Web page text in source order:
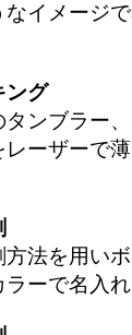
イメージ
ング
タンブラー
レーザーで
法を用い
ーで名入れ